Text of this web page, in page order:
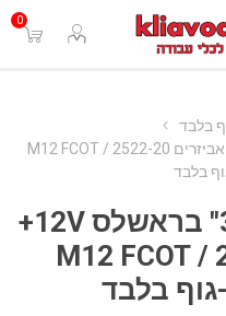
0
גוף משחזת / דיסק 3" בראשלס 12V+ אביזרים 2522-20 / M12 FCOT
גוף משחזת / דיסק 3" בראשלס 12V+
אביזרים 2522-20 / M12 FCOT